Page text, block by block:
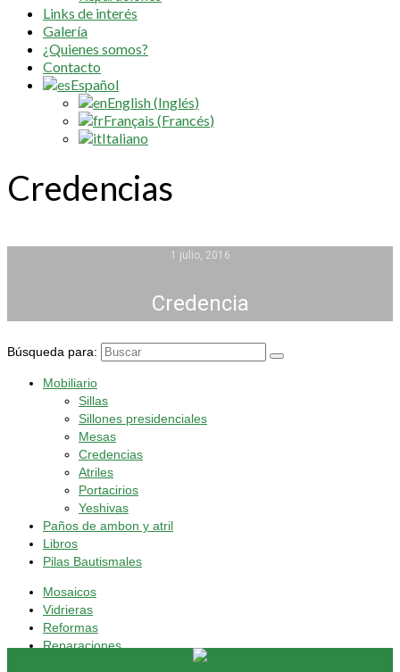
Links de interés
Galería
¿Quienes somos?
Contacto
Español
English(Inglés)
Français (Francés)
Italiano
Credencias
1 julio, 2016
Credencia
Búsqueda para:
Mobiliario
Sillas
Sillones presidenciales
Mesas
Credencias
Atriles
Portacirios
Yeshivas
Paños de ambon y atril
Libros
Pilas Bautismales
Mosaicos
Vidrieras
Reformas
Reparaciones